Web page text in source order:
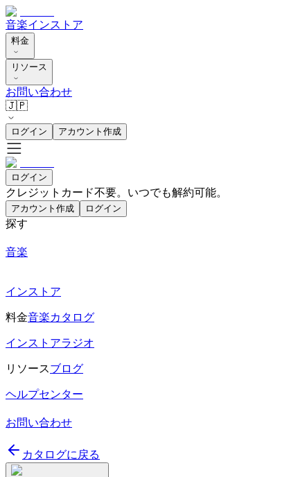
音楽インストア
料金
リソース
お問い合わせ
🇯🇵
ログイン アカウント作成
ログイン
クレジットカード不要。いつでも解約可能。
アカウント作成 ログイン
探す
音楽
インストア
料金音楽カタログ
インストアラジオ
リソースブログ
ヘルプセンター
お問い合わせ
カタログに戻る